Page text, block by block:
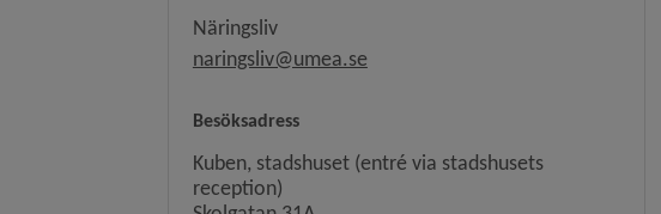
Näringsliv
naringsliv@umea.se
Besöksadress
Kuben, stadshuset (entré via stadshusets
reception)